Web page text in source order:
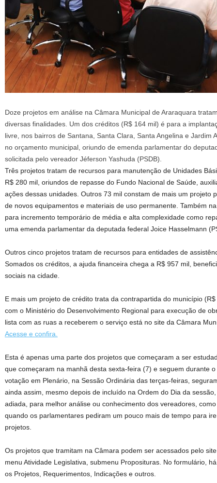
Doze projetos em análise na Câmara Municipal de Araraquara
diversas finalidades. Um dos créditos (R$ 164 mil) é para a
livre, nos bairros de Santana, Santa Clara, Santa Angelina e Jardim
no orçamento municipal, oriundo de emenda parlamentar do
solicitada pelo vereador Jéferson Yashuda (PSDB).
Três projetos tratam de recursos para manutenção de Unidades
R$ 280 mil, oriundos de repasse do Fundo Nacional de Saúde,
ações dessas unidades. Outros 73 mil constam de mais um projeto
de novos equipamentos e materiais de uso permanente. Também
para incremento temporário de média e alta complexidade como
uma emenda parlamentar da deputada federal Joice Hasselmann
Outros cinco projetos tratam de recursos para entidades de
Somados os créditos, a ajuda financeira chega a R$ 957 mil,
sociais na cidade.
E mais um projeto de crédito trata da contrapartida do município
com o Ministério do Desenvolvimento Regional para execução de
lista com as ruas a receberem o serviço está no site da Câmara
Acesse e confira.
Esta é apenas uma parte dos projetos que começaram a ser
que começaram na manhã desta sexta-feira (7) e seguem durante
votação em Plenário, na Sessão Ordinária das terças-feiras,
ainda assim, mesmo depois de incluído na Ordem do Dia da
adiada, para melhor análise ou conhecimento dos vereadores,
quando os parlamentares pediram um pouco mais de tempo para
projetos.
Os projetos que tramitam na Câmara podem ser acessados pelo
menu Atividade Legislativa, submenu Proposituras. No formulário,
os Projetos, Requerimentos, Indicações e outros.